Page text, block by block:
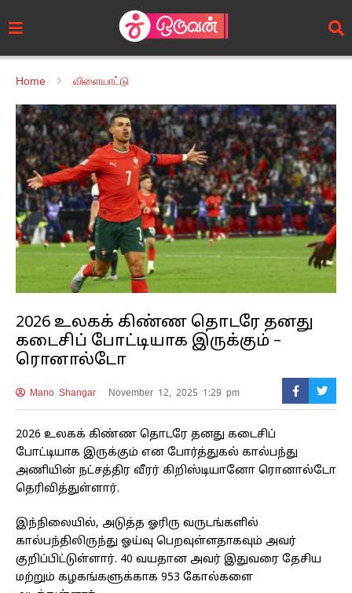
Home விளையாட்டு
2026 உலகக் கிண்ண தொடரே தனது
கடைசிப் போட்டியாக இருக்கும் –
ரொனால்டோ
Mano Shangar November 12, 2025 1:29 pm
2026 உலகக் கிண்ண தொடரே தனது கடைசிப்
போட்டியாக இருக்கும் என போர்த்துகல் கால்பந்து
அணியின் நட்சத்திர வீரர் கிறிஸ்டியானோ ரொனால்டோ
தெரிவித்துள்ளார்.
இந்நிலையில், அடுத்த ஓரிரு வருடங்களில்
கால்பந்திலிருந்து ஓய்வு பெறவுள்ளதாகவும் அவர்
குறிப்பிட்டுள்ளார். 40 வயதான அவர் இதுவரை தேசிய
மற்றும் கழகங்களுக்காக 953 கோல்களை